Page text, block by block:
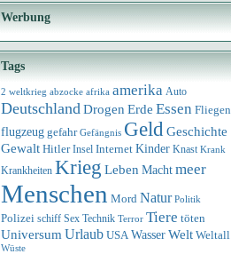
Werbung
Tags
2 weltkrieg abzocke afrika amerika Auto
DeutschlandDrogen Erde Essen Fliegen
flugzeug gefahr Gefängnis GeldGeschichte
Gewalt Hitler Insel Internet Kinder Knast Krank
Krankheiten Krieg Leben Macht meer
Menschen Mord Natur Politik
Polizei schiff Sex Technik Terror Tiere töten
Universum Urlaub USA WasserWelt Weltall
Wüste